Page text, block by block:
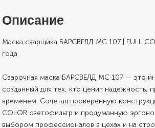
Описание
Маска сварщика БАРСВЕЛД МС 107 | FULL
года
Сварочная маска БАРСВЕЛД МС 107 — это
созданный для тех, кто ценит надежность,
временем. Сочетая проверенную
COLOR светофильтр и продуманную
выбором профессионалов в цехах и на